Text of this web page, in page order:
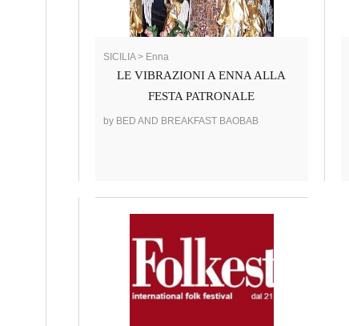
SICILIA > Enna
LE VIBRAZIONI A ENNA ALLA
FESTA PATRONALE
by BED AND BREAKFAST BAOBAB